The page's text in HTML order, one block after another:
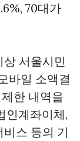
70대가
상 서울시민
바일 소액결
한 내역을
인계좌이체,
스 등의 기